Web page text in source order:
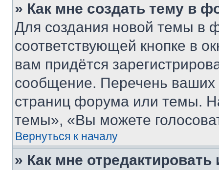
» Как мне создать тему в
Для создания новой темы в
соответствующей кнопке в
вам придётся
сообщение. Перечень ваших
страниц форума или темы.
темы», «Вы можете
Вернуться к началу
» Как мне